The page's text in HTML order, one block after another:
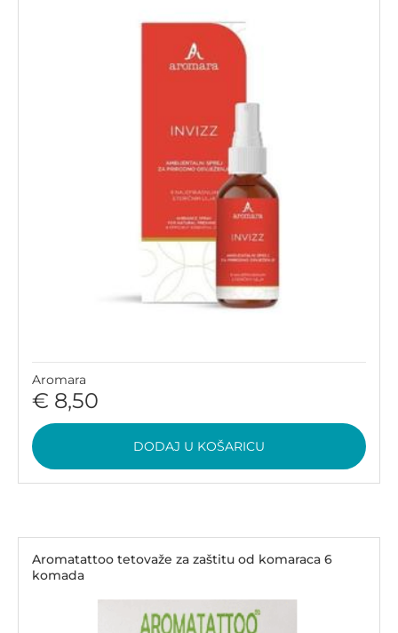
Aromara
€ 8,50
DODAJ U KOŠARICU
Aromatattoo tetovaže za zaštitu od komaraca 6
komada